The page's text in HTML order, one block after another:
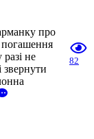
про
погашення
не
звернути
82